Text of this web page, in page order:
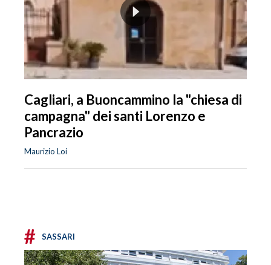
Cagliari, a Buoncammino la "chiesa di
campagna" dei santi Lorenzo e
Pancrazio
Maurizio Loi
# SASSARI